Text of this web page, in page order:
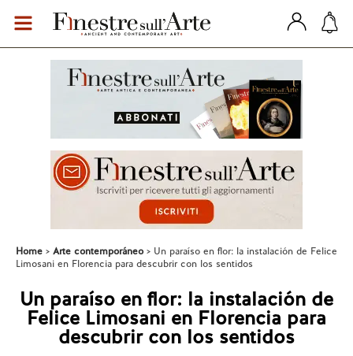
Home Arte contemporáneo
Un paraíso en flor: la instalación de Felice
Limosani en Florencia para descubrir con los sentidos
Un paraíso en flor: la instalación de
Felice Limosani en Florencia para
descubrir con los sentidos